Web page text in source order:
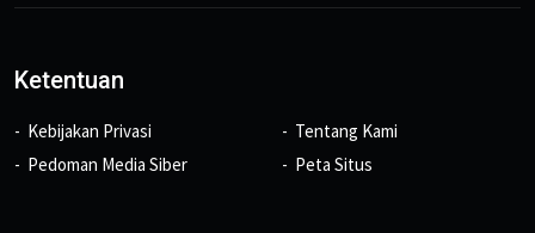
Ketentuan
Kebijakan Privasi
Pedoman Media Siber
Tentang Kami
Peta Situs